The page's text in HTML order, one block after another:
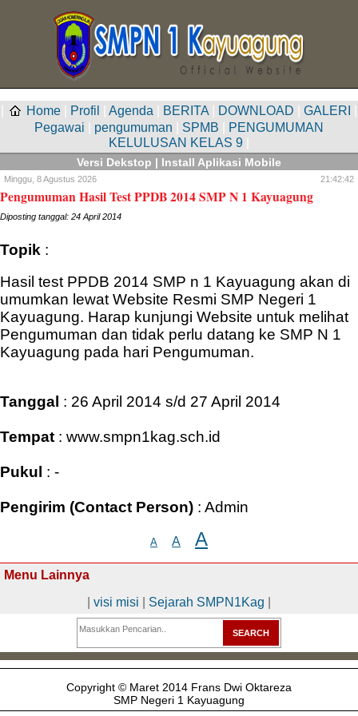
Home Profil Agenda BERITA DOWNLOAD GALERI
Pegawai
pengumuman SPMB
PENGUMUMAN
KELULUSAN KELAS 9
Versi Dekstop | Install Aplikasi Mobile
Minggu, 8 Agustus 2026 21:42:42
Pengumuman Hasil Test PPDB 2014 SMP N 1 Kayuagung
Diposting tanggal: 24 April 2014
Topik :
Hasil test PPDB 2014 SMP n 1 Kayuagung akan di
umumkan lewat Website Resmi SMP Negeri 1
Kayuagung. Harap kunjungi Website untuk melihat
Pengumuman dan tidak perlu datang ke SMP N 1
Kayuagung pada hari Pengumuman.
Tanggal : 26 April 2014 s/d 27 April 2014
Tempat : www.smpn1kag.sch.id
Pukul : -
Pengirim (Contact Person) : Admin
A A A
Menu Lainnya
| visi misi | Sejarah SMPN1Kag |
Copyright © Maret 2014 Frans Dwi Oktareza
SMP Negeri 1 Kayuagung